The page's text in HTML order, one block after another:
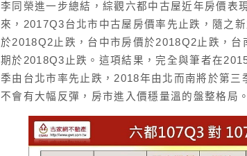
李同榮進一步總結，綜觀六都中古屋近年房價表
來，2017Q3台北市中古屋房價率先止跌，隨之
於2018Q2止跌，台中市房價於2018Q2止跌，
期於2018Q3止跌。這項結果，完全與筆者在
季由台北市率先止跌，2018年由北而南將於第
不會有大幅反彈，房市進入價穩量溫的盤整格局。